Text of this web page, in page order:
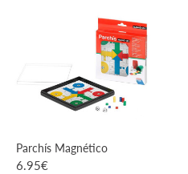
Parchís Magnético
6.95€